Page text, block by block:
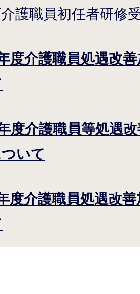
護職員初任者研修
度介護職員処遇改
度介護職員等処遇
いて
度介護職員処遇改